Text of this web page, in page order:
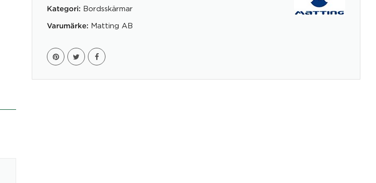
Kategori: Bordsskärmar
Varumärke: Matting AB